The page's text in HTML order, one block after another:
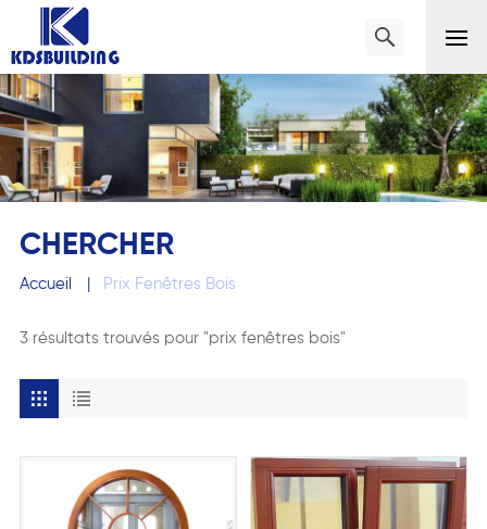
CHERCHER
Accueil | Prix Fenêtres Bois
3 résultats trouvés pour "prix fenêtres bois"